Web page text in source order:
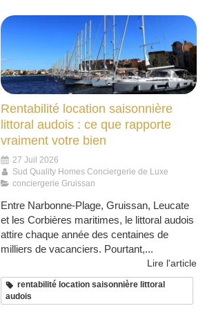
Rentabilité location saisonnière
littoral audois : ce que rapporte
vraiment votre bien
27 Juil 2026
Sud Quality Homes Conciergerie de Luxe
conciergerie Gruissan
Entre Narbonne-Plage, Gruissan, Leucate
et les Corbières maritimes, le littoral audois
attire chaque année des centaines de
milliers de vacanciers. Pourtant,...
Lire l'article
rentabilité location saisonnière littoral
audois